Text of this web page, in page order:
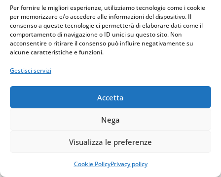
Per fornire le migliori esperienze, utilizziamo tecnologie come i cookie
per memorizzare e/o accedere alle informazioni del dispositivo. Il
consenso a queste tecnologie ci permetterà di elaborare dati come il
comportamento di navigazione o ID unici su questo sito. Non
acconsentire o ritirare il consenso può influire negativamente su
alcune caratteristiche e funzioni.
Gestisci servizi
Accetta
Nega
Visualizza le preferenze
Cookie PolicyPrivacy policy
multi-holding quando sorrette da
esigenze organizzative reali.
per evitare contestazioni di
abuso del diritto?Devono
extrafiscali, garantire coerenza tra
operative le strutture create e
non effettuare cessioni a terzi